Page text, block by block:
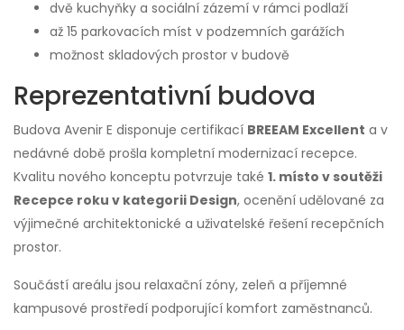
dvě kuchyňky a sociální zázemí v rámci podlaží
až 15 parkovacích míst v podzemních garážích
možnost skladových prostor v budově
Reprezentativní budova
Budova Avenir E disponuje certifikací BREEAM Excellent a v
nedávné době prošla kompletní modernizací recepce.
Kvalitu nového konceptu potvrzuje také 1. místo v soutěži
Recepce roku v kategorii Design, ocenění udělované za
výjimečné architektonické a uživatelské řešení recepčních
prostor.
Součástí areálu jsou relaxační zóny, zeleň a příjemné
kampusové prostředí podporující komfort zaměstnanců.